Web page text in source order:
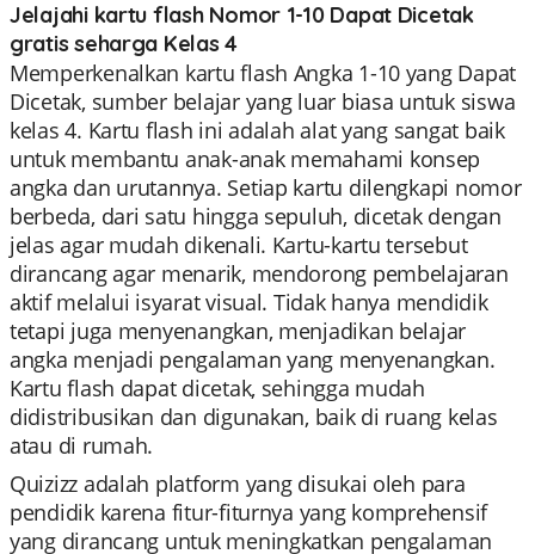
Jelajahi kartu flash Nomor 1-10 Dapat Dicetak
gratis seharga Kelas 4
Memperkenalkan kartu flash Angka 1-10 yang Dapat
Dicetak, sumber belajar yang luar biasa untuk siswa
kelas 4. Kartu flash ini adalah alat yang sangat baik
untuk membantu anak-anak memahami konsep
angka dan urutannya. Setiap kartu dilengkapi nomor
berbeda, dari satu hingga sepuluh, dicetak dengan
jelas agar mudah dikenali. Kartu-kartu tersebut
dirancang agar menarik, mendorong pembelajaran
aktif melalui isyarat visual. Tidak hanya mendidik
tetapi juga menyenangkan, menjadikan belajar
angka menjadi pengalaman yang menyenangkan.
Kartu flash dapat dicetak, sehingga mudah
didistribusikan dan digunakan, baik di ruang kelas
atau di rumah.
Quizizz adalah platform yang disukai oleh para
pendidik karena fitur-fiturnya yang komprehensif
yang dirancang untuk meningkatkan pengalaman